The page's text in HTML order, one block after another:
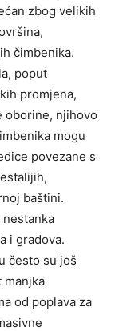
zbog velikih
čimbenika.
poput
promjena,
oborine, njihovo
mogu
povezane s
baštini.
i gradova.
često su još
od poplava za